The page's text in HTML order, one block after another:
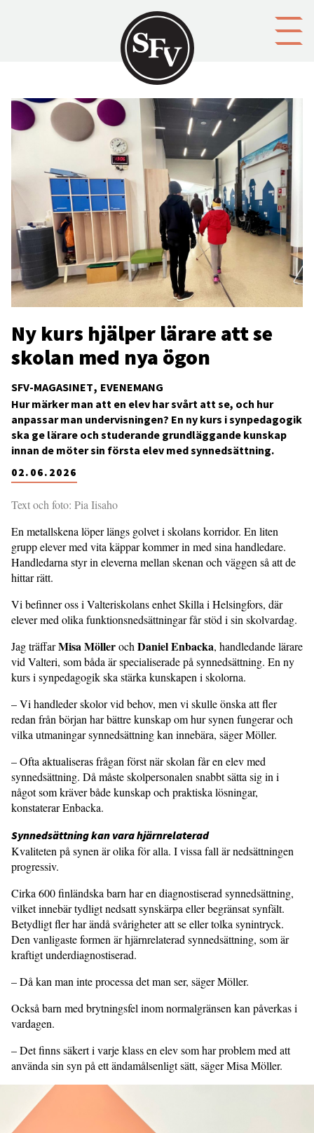
SFV-MAGASINET EVENEMANG
Ny kurs hjälper lärare att se
skolan med nya ögon
02.06.2026
Hur märker man att en elev har svårt att se, och hur
anpassar man undervisningen? En ny kurs i synpedagogik
ska ge lärare och studerande grundläggande kunskap
innan de möter sin första elev med synnedsättning.
Text och foto: Pia Iisaho
En metallskena löper längs golvet i skolans korridor. En liten
grupp elever med vita käppar kommer in med sina handledare.
Handledarna styr in eleverna mellan skenan och väggen så att de
hittar rätt.
Vi befinner oss i Valteriskolans enhet Skilla i Helsingfors, där
elever med olika funktionsnedsättningar får stöd i sin skolvardag.
Jag träffarMisa Mölleroch Daniel Enbacka, handledande lärare
vid Valteri, som båda är specialiserade på synned­sättning. En ny
kurs i synpedagogik ska stärka kunskapen i skolorna.
– Vi handleder skolor vid behov, men vi skulle önska att fler
redan från början har bättre kunskap om hur synen funge­rar och
vilka utmaningar synnedsättning kan innebära, säger Möller.
– Ofta aktualiseras frågan först när skolan får en elev med
synnedsättning. Då måste skolpersonalen snabbt sätta sig in i
något som kräver både kunskap och praktiska lösningar,
konstaterar Enbacka.
Synnedsättning kan vara hjärnrelaterad
Kvaliteten på synen är olika för alla. I vissa fall är nedsättningen
progressiv.
Cirka 600 finländska barn har en diagnos­tiserad synnedsättning,
vilket innebär tydligt nedsatt synskärpa eller begränsat synfält.
Betydligt fler har ändå svårig­heter att se eller tolka synintryck.
Den vanligaste formen är hjärnrelaterad syn­nedsättning, som är
kraftigt underdiag­nostiserad.
– Då kan man inte processa det man ser, säger Möller.
Också barn med brytningsfel inom normalgränsen kan påverkas i
vardagen.
– Det finns säkert i varje klass en elev som har problem med att
använda sin syn på ett ändamålsenligt sätt, säger Misa Möller.